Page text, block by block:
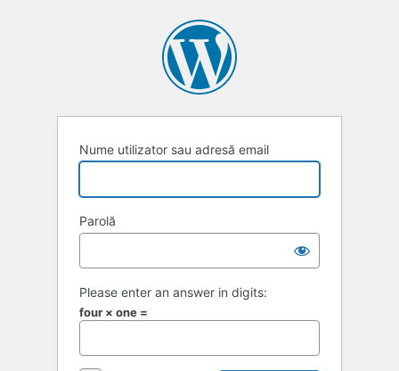
Nume utilizator sau adresă email
Parolă
Please enter an answer in digits:
four × one =